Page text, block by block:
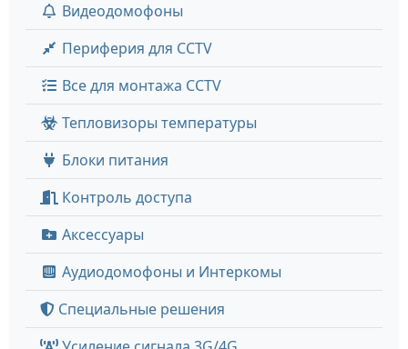
Видеодомофоны
Периферия для CCTV
Все для монтажа CCTV
Тепловизоры температуры
Блоки питания
Контроль доступа
Аксессуары
Аудиодомофоны и Интеркомы
Специальные решения